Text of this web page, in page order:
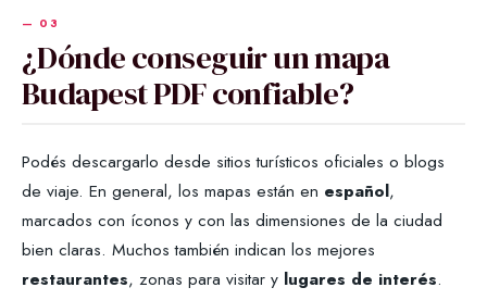
¿Dónde conseguir un mapa
Budapest PDF confiable?
Podés descargarlo desde sitios turísticos oficiales o blogs
de viaje. En general, los mapas están en español,
marcados con íconos y con las dimensiones de la ciudad
bien claras. Muchos también indican los mejores
restaurantes, zonas para visitar y lugares de interés.